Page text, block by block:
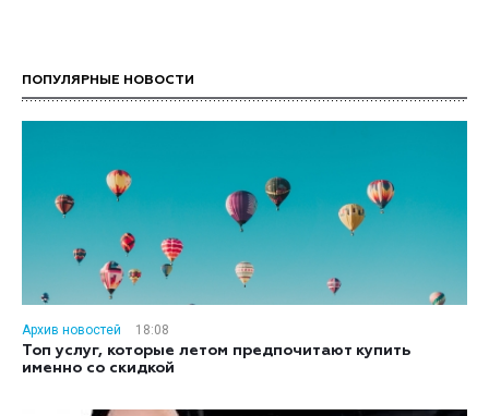
ПОПУЛЯРНЫЕ НОВОСТИ
Архив новостей
18:08
Топ услуг, которые летом предпочитают купить
именно со скидкой